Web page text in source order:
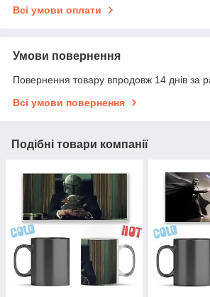
Всі умови оплати
Умови повернення
Повернення товару впродовж 14 днів за
Всі умови повернення
Подібні товари компанії